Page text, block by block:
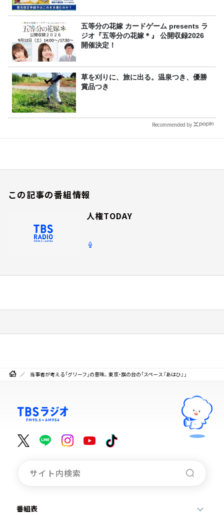
五等分の花嫁 カードゲーム presents ラ
ジオ『五等分の花嫁＊』 公開収録2026
開催決定！
草を刈りに、旅に出る。温泉つき、優勝
賞品つき
Recommended by
この記事の番組情報
人権TODAY
当事者が考える「グリーフ」の意味。東京・旗の台の「スペース『あはひ』」
番組表